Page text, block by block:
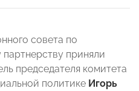
совета по
приняли
председателя комитета
политике Игорь